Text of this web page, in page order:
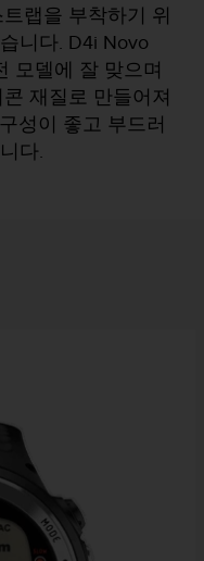
랩을 부착하기 위
니다. D4i Novo
모델에 잘 맞으며
재질로 만들어져
성이 좋고 부드러
다.